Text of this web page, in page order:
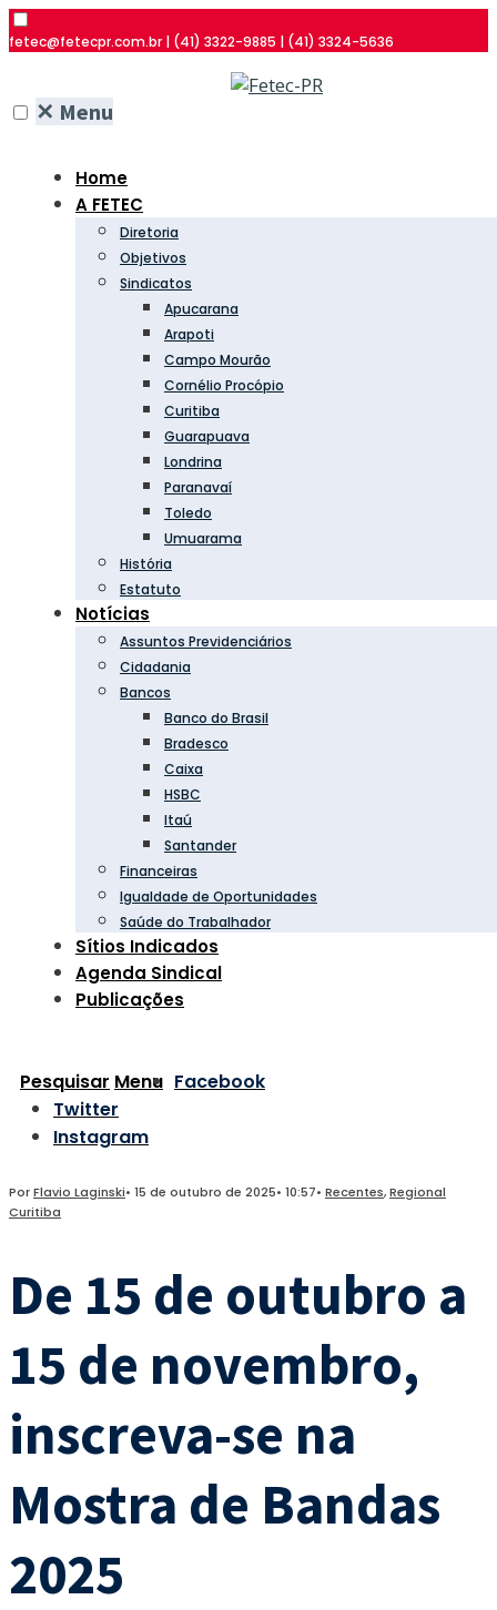
fetec@fetecpr.com.br | (41) 3322-9885 | (41) 3324-5636
✕ Menu
Home
A FETEC
Diretoria
Objetivos
Sindicatos
Apucarana
Arapoti
Campo Mourão
Cornélio Procópio
Curitiba
Guarapuava
Londrina
Paranavaí
Toledo
Umuarama
História
Estatuto
Notícias
Assuntos Previdenciários
Cidadania
Bancos
Banco do Brasil
Bradesco
Caixa
HSBC
Itaú
Santander
Financeiras
Igualdade de Oportunidades
Saúde do Trabalhador
Sítios Indicados
Agenda Sindical
Publicações
Pesquisar Menu Facebook
Twitter
Instagram
PorFlavio Laginski• 15 de outubro de 2025• 10:57• Recentes,Regional
Curitiba
De 15 de outubro a
15 de novembro,
inscreva-se na
Mostra de Bandas
2025